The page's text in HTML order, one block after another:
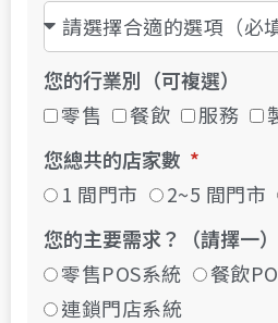
您的行業別（可複選）
零售
餐飲 服務
您總共的店家數
1 間門市
2~5 間門市
您的主要需求？（請擇一）
零售POS系統
餐飲
連鎖門店系統